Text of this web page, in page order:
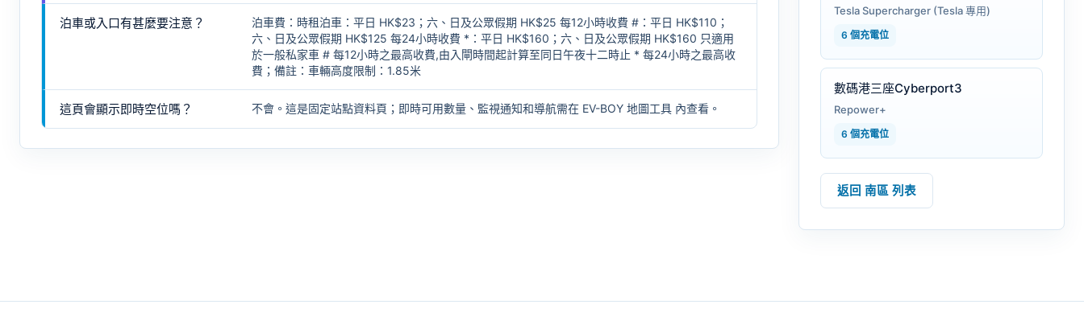
泊車或入口有甚麼要注意？
泊車費：時租泊車：平日 HK$23；六、日及公眾假期 HK$25 每12小時收費 #：平日 HK$110；
六、日及公眾假期 HK$125 每24小時收費 *：平日 HK$160；六、日及公眾假期 HK$160 只適用
於一般私家車 # 每12小時之最高收費,由入閘時間起計算至同日午夜十二時止 * 每24小時之最高收
費；備註：車輛高度限制：1.85米
這頁會顯示即時空位嗎？ 不會。這是固定站點資料頁；即時可用數量、監視通知和導航需在 EV-BOY 地圖工具 內查看。
Tesla Supercharger (Tesla 專用)
6 個充電位
數碼港三座Cyberport3
Repower+
6 個充電位
返回 南區 列表